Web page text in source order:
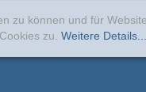
zu können und für
zu. Weitere Details...